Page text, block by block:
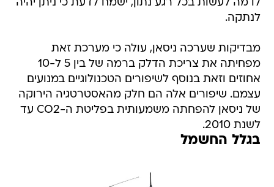
לו מה לעשות בכל רגע נתון, ישמח לדעת כי ניתן יהיה
לנתקה.
מבדיקות שערכה ניסאן, עולה כי מערכת זאת
מפחיתה את צריכת הדלק ברמה של בין 5 ל-10
אחוזים וזאת בנוסף לשיפורים הטכנולוגיים במנועים
עצמם. שיפורים אלה הם חלק מהאסטרטגיה הירוקה
של ניסאן להפחתה משמעותית בפליטת ה-CO2 עד
לשנת 2010.
בגלל החשמל